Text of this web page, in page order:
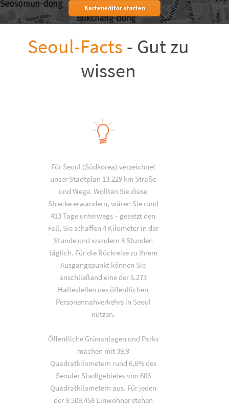
Karteneditor starten
Seoul-Facts - Gut zu
wissen
Für Seoul (Südkorea) verzeichnet
unser Stadtplan 13.229 km Straße
und Wege. Wollten Sie diese
Strecke erwandern, wären Sie rund
413 Tage unterwegs – gesetzt den
Fall, Sie schaffen 4 Kilometer in der
Stunde und wandern 8 Stunden
täglich. Für die Rückreise zu Ihrem
Ausgangspunkt können Sie
anschließend eine der 5.273
Haltestellen des öffentlichen
Personennahverkehrs in Seoul
nutzen.
Öffentliche Grünanlagen und Parks
machen mit 39,9
Quadratkilometern rund 6,6% des
Seouler Stadtgebietes von 606
Quadratkilometern aus. Für jeden
der 9.509.458 Einwohner stehen